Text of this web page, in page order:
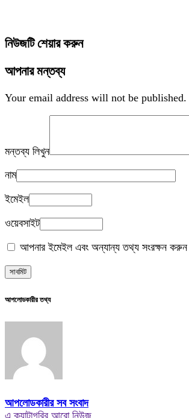
নিউজটি শেয়ার করুন
আপনার মন্তব্য
Your email address will not be published.
মন্তব্য লিখুন
নাম
ইমেইল
ওয়েবসাইট
আপনার ইমেইল এবং অন্যান্য তথ্য সংরক্ষন করুন
আপলোডকারীর তথ্য
আপলোডকারীর সব সংবাদ